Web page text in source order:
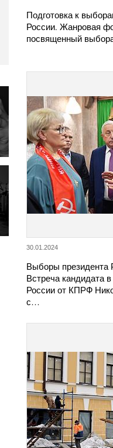
Подготовка к
России. Жанровая
посвященный
30.01.2024
Выборы президента
Встреча кандидата
России от КПРФ
с…